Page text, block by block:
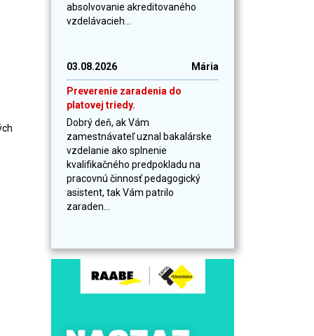
absolvovanie akreditovaného
vzdelávacieh...
03.08.2026 Mária
Preverenie zaradenia do
platovej triedy.
Dobrý deň, ak Vám
zamestnávateľ uznal bakalárske
vzdelanie ako splnenie
kvalifikačného predpokladu na
pracovnú činnosť pedagogický
asistent, tak Vám patrilo
zaraden...